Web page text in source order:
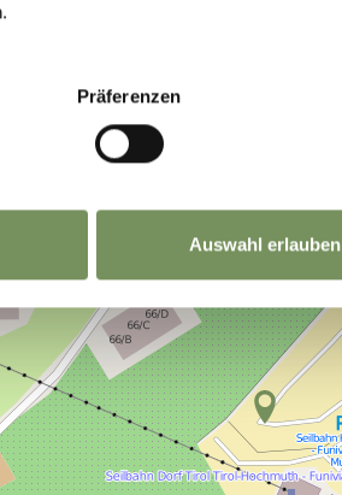
Präferenzen
Auswahl erlauben